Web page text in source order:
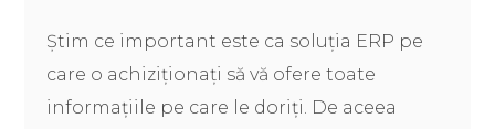
Știm ce important este ca soluția ERP pe
care o achiziționați să vă ofere toate
informațiile pe care le doriți. De aceea